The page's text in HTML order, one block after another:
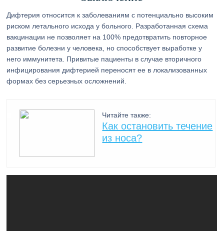
Дифтерия относится к заболеваниям с потенциально высоким
риском летального исхода у больного. Разработанная схема
вакцинации не позволяет на 100% предотвратить повторное
развитие болезни у человека, но способствует выработке у
него иммунитета. Привитые пациенты в случае вторичного
инфицирования дифтерией переносят ее в локализованных
формах без серьезных осложнений.
Читайте также:
Как остановить течение
из носа?